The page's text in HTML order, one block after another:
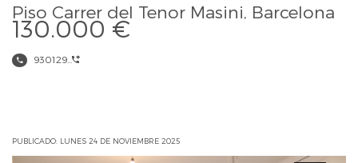
Piso Carrer del Tenor Masini, Barcelona
130.000 €
930129...
PUBLICADO: LUNES 24 DE NOVIEMBRE 2025